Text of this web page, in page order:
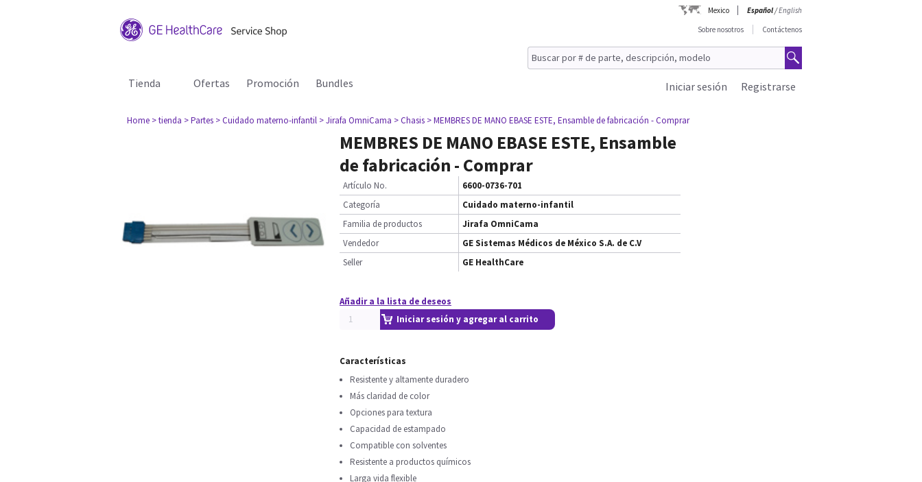
Mexico Español/English
Sobre nosotros
Contáctenos
Tienda Ofertas Promoción Bundles Registrarse
Iniciar sesión
Home > tienda > Partes > Cuidado materno-infantil > Jirafa OmniCama > Chasis > MEMBRES DE MANO EBASE ESTE, Ensamble de fabricación - Comprar
MEMBRES DE MANO EBASE ESTE, Ensamble
de fabricación - Comprar
Artículo No.
6600-0736-701
Categoría
Cuidado materno-infantil
Familia de productos
Jirafa OmniCama
Vendedor
GE Sistemas Médicos de México S.A. de C.V
Seller
GE HealthCare
Añadir a la lista de deseos
Iniciar sesión y agregar al carrito
Características
Resistente y altamente duradero
Más claridad de color
Opciones para textura
Capacidad de estampado
Compatible con solventes
Resistente a productos químicos
Larga vida flexible